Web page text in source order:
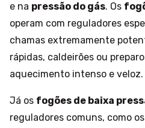
e na pressão do gás. Os
operam com reguladores
chamas extremamente
rápidas, caldeirões ou
aquecimento intenso e veloz.
Já os fogões de baixa
reguladores comuns, como